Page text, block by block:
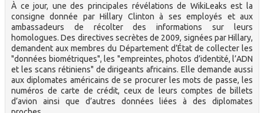
À ce jour, une des principales révélations de WikiLeaks est la
consigne donnée par Hillary Clinton à ses employés et aux
ambassadeurs de récolter des informations sur leurs
homologues. Des directives secrètes de 2009, signées par Hillary,
demandent aux membres du Département d’État de collecter les
"données biométriques", les "empreintes, photos d’identité, l’ADN
et les scans rétiniens" de dirigeants africains. Elle demande aussi
aux diplomates américains de se procurer les mots de passe, les
numéros de carte de crédit, ceux de leurs comptes de billets
d’avion ainsi que d’autres données liées à des diplomates